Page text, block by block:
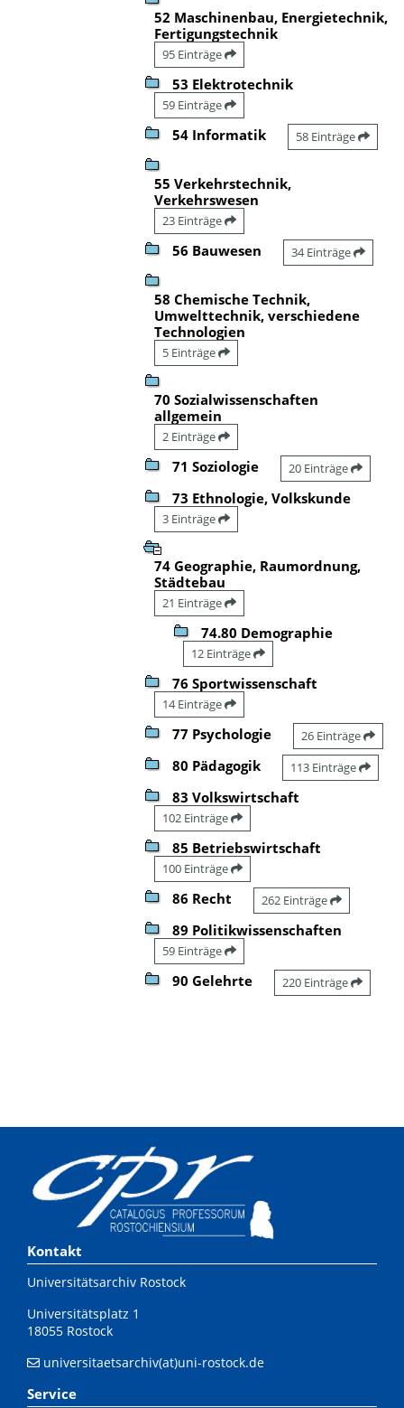
52 Maschinenbau, Energietechnik,
Fertigungstechnik
95 Einträge
53 Elektrotechnik
59 Einträge
54 Informatik 58 Einträge
55 Verkehrstechnik,
Verkehrswesen
23 Einträge
56 Bauwesen 34 Einträge
58 Chemische Technik,
Umwelttechnik, verschiedene
Technologien
5 Einträge
70 Sozialwissenschaften
allgemein
2 Einträge
71 Soziologie 20 Einträge
73 Ethnologie, Volkskunde
3 Einträge
74 Geographie, Raumordnung,
Städtebau
21 Einträge
74.80 Demographie
12 Einträge
76 Sportwissenschaft
14 Einträge
77 Psychologie 26 Einträge
80 Pädagogik 113 Einträge
83 Volkswirtschaft
102 Einträge
85 Betriebswirtschaft
100 Einträge
86 Recht 262 Einträge
89 Politikwissenschaften
59 Einträge
90 Gelehrte 220 Einträge
Kontakt
Universitätsarchiv Rostock
Universitätsplatz 1
18055 Rostock
universitaetsarchiv(at)uni-rostock.de
Service